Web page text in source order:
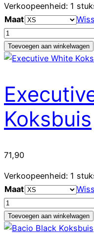
Verkoopeenheid: 1
Maat
Lady
Poco
Black
Toevoegen aan winkelwagen
Koksbuis
71,90
Verkoopeenheid: 1
Maat
Executive
White
Koksbuis
Toevoegen aan winkelwagen